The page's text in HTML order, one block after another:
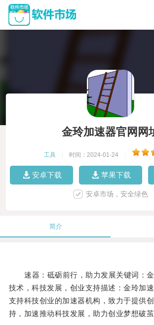
金玲加速器官网网
工具 时间：2024-01-24
安卓下载 苹果下载
安卓市场，安全绿色
简介
速器：砥砺前行，助力发展关键词：金
技术，科技发展，创业支持描述：金玲加
支持科技创业的加速器机构，致力于提供
持，加速推动科技发展，助力创业梦想破茧